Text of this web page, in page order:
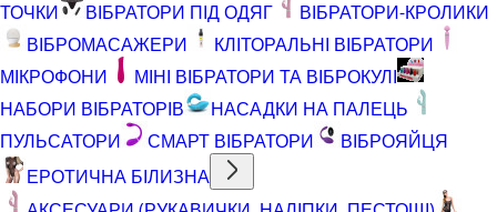
ТОЧКИ ВІБРАТОРИ ПІД ОДЯГ
ВІБРАТОРИ-КРОЛИКИ
ВІБРОМАСАЖЕРИ
КЛІТОРАЛЬНІ ВІБРАТОРИ
МІКРОФОНИ
МІНІ ВІБРАТОРИ ТА ВІБРОКУЛІ
НАБОРИ ВІБРАТОРІВ
НАСАДКИ НА ПАЛЕЦЬ
ПУЛЬСАТОРИ
СМАРТ ВІБРАТОРИ
ВІБРОЯЙЦЯ
ЕРОТИЧНА БІЛИЗНА